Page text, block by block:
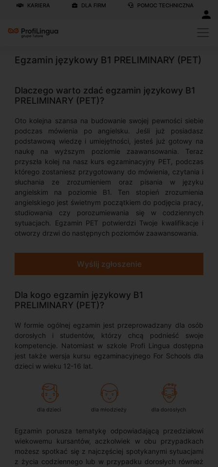
KARIERA DLA FIRM POMOC TECHNICZNA
Egzamin językowy B1 PRELIMINARY (PET)
Dlaczego warto zdać egzamin językowy B1
PRELIMINARY (PET)?
Oto kolejna szansa na budowanie swojej pewności siebie
podczas mówienia po angielsku. Jeśli już posiadasz
podstawową wiedzę i umiejętności, jesteś już gotowy na
naukę na wyższym poziomie zaawansowania. Teraz
przyszła kolej na nasz kurs egzaminacyjny PET, podczas
którego zostaniesz przygotowany do mówienia, czytania i
słuchania ze zrozumieniem oraz pisania w języku
angielskim na poziomie B1. Ten stopień zrozumienia
angielskiego jest świetnym początkiem do podjęcia pracy,
studiowania czy porozumiewania się w codziennych
sytuacjach. Egzamin PET potwierdzi Twoje kwalifikacje i
otworzy drzwi do następnych poziomów zaawansowania.
Wyślij zgłoszenie
Dla kogo egzamin językowy B1
PRELIMINARY (PET)?
W formie ogólnej egzamin jest przeprowadzany dla osób
dorosłych i studentów, którzy chcą podnieść swoje
kompetencje. Natomiast w szkole Profi Lingua dostępna
jest także wersja kursu egzaminacyjnego For Schools dla
dzieci w wieku 12-16 lat.
dla dzieci dla młodzieży dla dorosłych
Egzamin porusza tematykę odpowiadającą przedziałowi
wiekowemu kursantów, aczkolwiek w obu przypadkach
możesz spotkać się z najczęściej spotykanymi sytuacjami
z życia codziennego lub w przypadku dorosłych również